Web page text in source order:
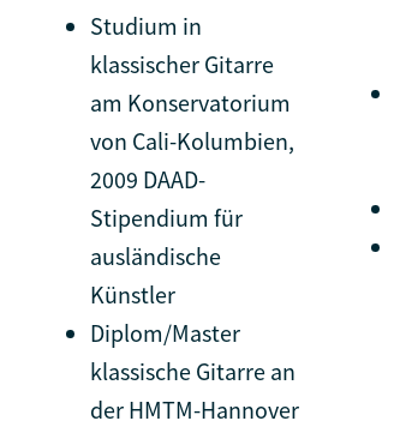
Studium in
klassischer Gitarre
am Konservatorium
von Cali-Kolumbien,
2009 DAAD-
Stipendium für
ausländische
Künstler
Diplom/Master
klassische Gitarre an
der HMTM-Hannover